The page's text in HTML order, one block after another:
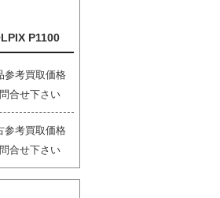
P1100
参考買取価格
合せ下さい
参考買取価格
合せ下さい